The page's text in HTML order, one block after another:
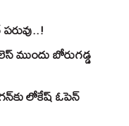
ముందు బోరుగడ్డ
లోకేష్‌ ఓపెన్